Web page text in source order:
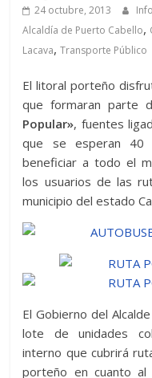
24 octubre, 2013
Alcaldía de Puerto Cabello,
Lacava,Transporte Público
El litoral porteño
que formaran parte
Popular», fuentes
que se esperan 40
beneficiar a todo el
los usuarios de las
municipio del estado
El Gobierno del
lote de unidades
interno que cubrirá
porteño en cuanto